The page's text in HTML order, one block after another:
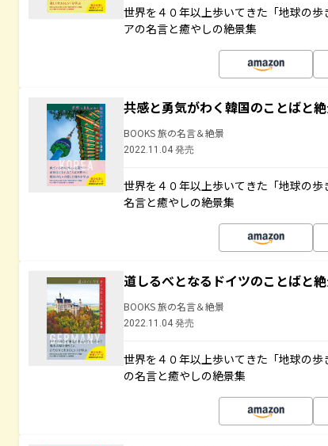
世界を４０年以上歩いてきた「地球の
アの名言と癒やしの絶景集
共感と勇気がわく韓国のことばと
BOOKS 旅の名言＆絶景
2022.11.04 発売
世界を４０年以上歩いてきた「地球の
名言と癒やしの絶景集
道しるべとなるドイツのことばと
BOOKS 旅の名言＆絶景
2022.11.04 発売
世界を４０年以上歩いてきた「地球の
の名言と癒やしの絶景集